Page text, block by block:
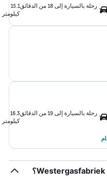
رحلة بالسيارة إلى 18 من الدقائق
15.1
كيلومتر
رحلة بالسيارة إلى 19 من الدقائق
16.3
كيلومتر